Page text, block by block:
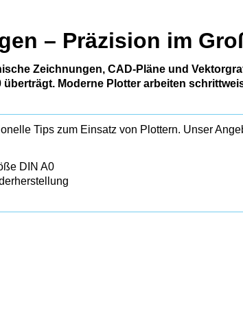
– Präzision im
Zeichnungen, CAD‑Pläne und
Moderne Plotter arbeiten
Tips zum Einsatz von Plottern. Unser
DIN A0